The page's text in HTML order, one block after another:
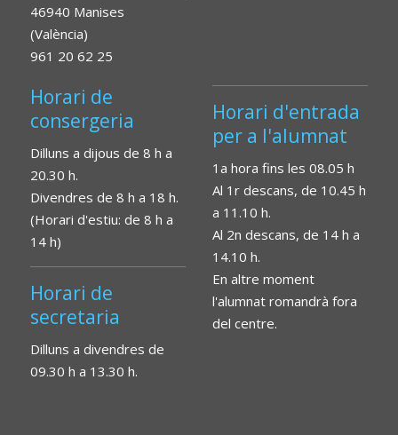
46940 Manises
(València)
961 20 62 25
Horari de
consergeria
Dilluns a dijous de 8 h a
20.30 h.
Divendres de 8 h a 18 h.
(Horari d'estiu: de 8 h a
14 h)
Horari de
secretaria
Dilluns a divendres de
09.30 h a 13.30 h.
Horari d'entrada
per a l'alumnat
1a hora fins les 08.05 h
Al 1r descans, de 10.45 h
a 11.10 h.
Al 2n descans, de 14 h a
14.10 h.
En altre moment
l'alumnat romandrà fora
del centre.